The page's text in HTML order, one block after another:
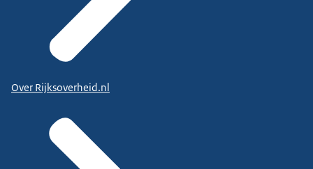
Over Rijksoverheid.nl